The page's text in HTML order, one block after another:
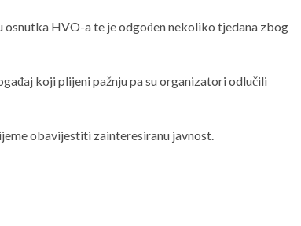
osnutka HVO-a te je odgođen nekoliko tjedana zbog
koji plijeni pažnju pa su organizatori odlučili
obavijestiti zainteresiranu javnost.